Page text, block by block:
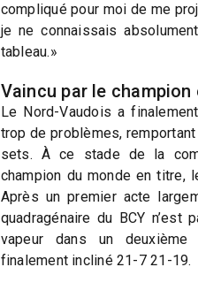
compliqué pour moi de me
je ne connaissais
tableau.»
Vaincu par le champion
Le Nord-Vaudois a
trop de problèmes,
sets. À ce stade de la
champion du monde en titre,
Après un premier acte
quadragénaire du BCY
vapeur dans un
finalement incliné 21-7 21-19.